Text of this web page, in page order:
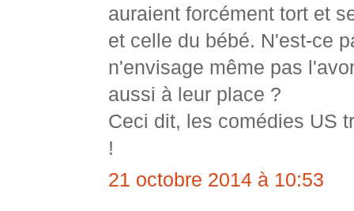
auraient forcément tort et
et celle du bébé. N'est-ce
n'envisage même pas
aussi à leur place ?
Ceci dit, les comédies US
!
21 octobre 2014 à 10:53